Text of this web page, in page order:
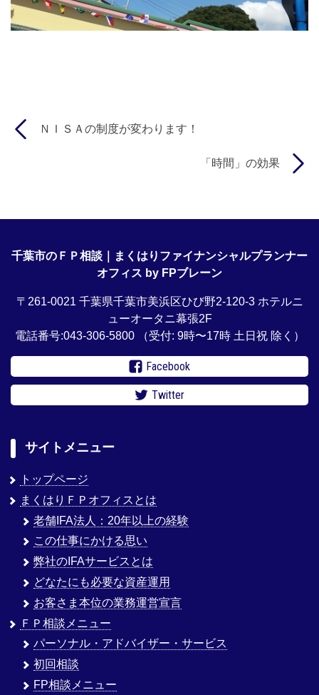
ＮＩＳＡの制度が変わります！
「時間」の効果
千葉市のＦＰ相談｜まくはりファイナンシャルプランナー
オフィス by FPブレーン
〒261-0021 千葉県千葉市美浜区ひび野2-120-3 ホテルニ
ューオータニ幕張2F
電話番号:043-306-5800
（受付: 9時〜17時 土日祝 除く）
Facebook
Twitter
サイトメニュー
トップページ
まくはりＦＰオフィスとは
老舗IFA法人：20年以上の経験
この仕事にかける思い
弊社のIFAサービスとは
どなたにも必要な資産運用
お客さま本位の業務運営宣言
ＦＰ相談メニュー
パーソナル・アドバイザー・サービス
初回相談
FP相談メニュー